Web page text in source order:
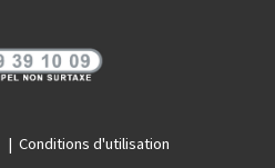
Conditions d'utilisation